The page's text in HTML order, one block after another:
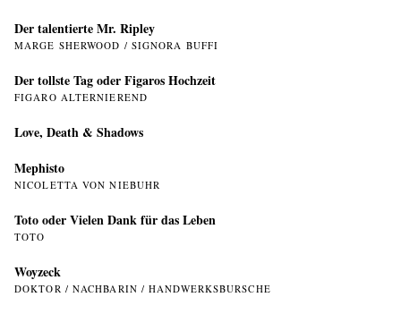
Der talentierte Mr. Ripley
MARGE SHERWOOD / SIGNORA BUFFI
Der tollste Tag oder Figaros Hochzeit
FIGARO ALTERNIEREND
Love, Death & Shadows
Mephisto
NICOLETTA VON NIEBUHR
Toto oder Vielen Dank für das Leben
TOTO
Woyzeck
DOKTOR / NACHBARIN / HANDWERKSBURSCHE